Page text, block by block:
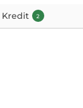
Kredit 2